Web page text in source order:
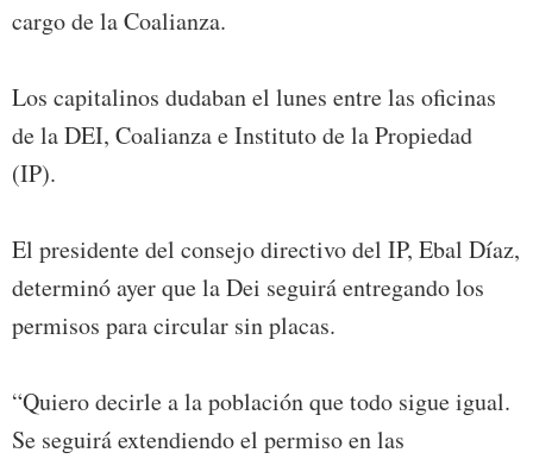
cargo de la Coalianza.
Los capitalinos dudaban el lunes entre las oficinas
de la DEI, Coalianza e Instituto de la Propiedad
(IP).
El presidente del consejo directivo del IP, Ebal Díaz,
determinó ayer que la Dei seguirá entregando los
permisos para circular sin placas.
“Quiero decirle a la población que todo sigue igual.
Se seguirá extendiendo el permiso en las